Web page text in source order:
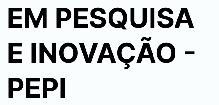
EM PESQUISA
E INOVAÇÃO -
PEPI